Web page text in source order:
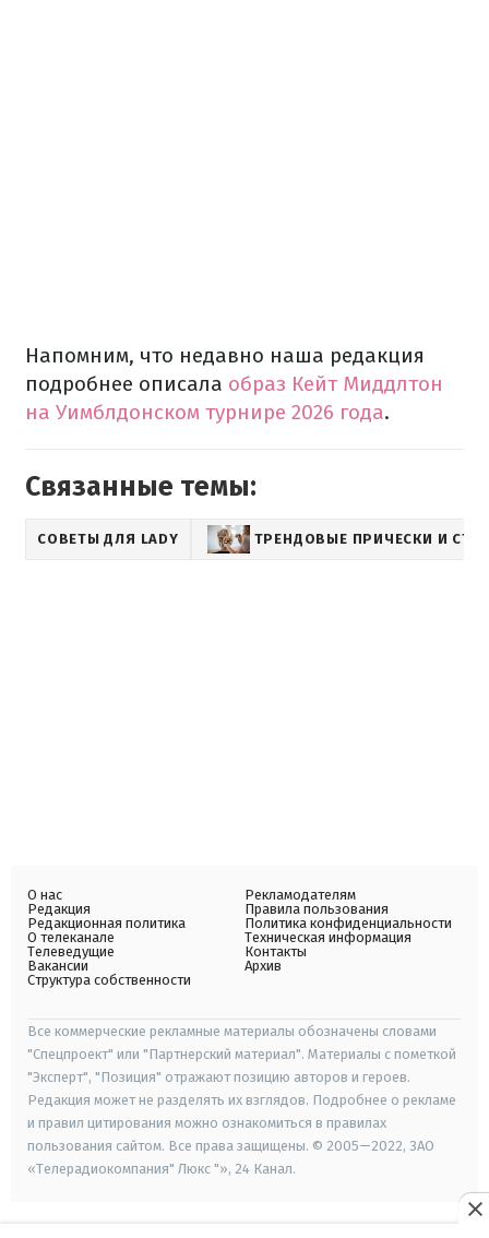
Напомним, что недавно наша редакция
подробнее описала образ Кейт Миддлтон
на Уимблдонском турнире 2026 года.
Связанные темы:
СОВЕТЫ ДЛЯ LADY ТРЕНДОВЫЕ ПРИЧЕСКИ И
О нас
Редакция
Редакционная политика
О телеканале
Телеведущие
Вакансии
Структура собственности
Рекламодателям
Правила пользования
Политика конфиденциальности
Техническая информация
Контакты
Архив
Все коммерческие рекламные материалы обозначены словами
"Спецпроект" или "Партнерский материал". Материалы с пометкой
"Эксперт", "Позиция" отражают позицию авторов и героев.
Редакция может не разделять их взглядов. Подробнее о рекламе
и правил цитирования можно ознакомиться в правилах
пользования сайтом. Все права защищены. © 2005—2022, ЗАО
«Телерадиокомпания" Люкс "», 24 Канал.